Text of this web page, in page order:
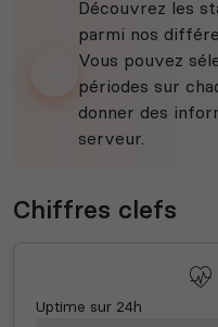
Découvrez les
parmi nos
Vous pouvez
périodes sur
donner des
serveur.
Chiffres clefs
Uptime sur 24h